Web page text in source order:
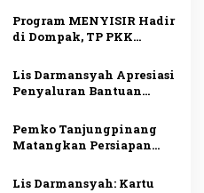
Program MENYISIR Hadir
di Dompak, TP PKK
Pemberdayaan Keluarga
Lis Darmansyah Apresiasi
Penyaluran Bantuan
Semangat Berbagi dan
Gotong Royong
Pemko Tanjungpinang
Matangkan Persiapan
Digelar Serentak di Empat
Lis Darmansyah: Kartu